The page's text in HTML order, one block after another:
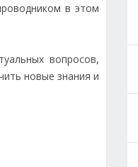
в этом
вопросов,
новые знания и